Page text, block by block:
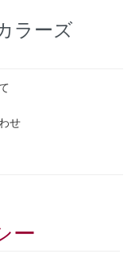
ラーズ
せ
ー